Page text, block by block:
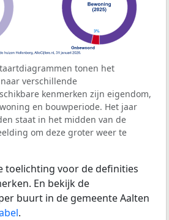
tonen het
verschillende
kenmerken zijn eigendom,
en bouwperiode. Het jaar
staat in het midden van de
om deze groter weer te
toelichting voor de definities
En bekijk de
buurt in de gemeente Aalten
.